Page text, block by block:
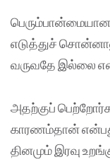
எடுத்துச்
வருவதே இல்லை
அதற்குப்
காரணம்தான்
தினமும் இரவு